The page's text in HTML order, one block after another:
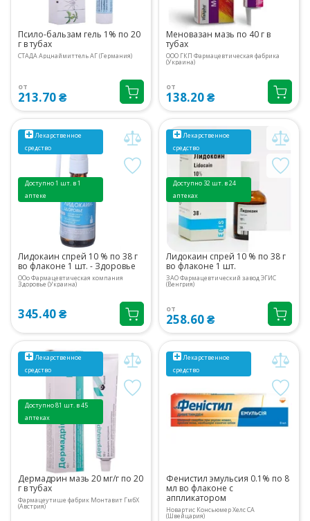
Псило-бальзам гель 1% по 20
г в тубах
СТАДА Арцнаймиттель АГ (Германия)
от
213.70 ₴
Меновазан мазь по 40 г в
тубах
ООО ГКП Фармацевтическая фабрика
(Украина)
от
138.20 ₴
Лекарственное
средство
Доступно 1 шт. в 1
аптеке
Лидокаин спрей 10 % по 38 г
во флаконе 1 шт. - Здоровье
ООо Фармацевтическая компания
Здоровье (Украина)
345.40 ₴
Лекарственное
средство
Доступно 32 шт. в 24
аптеках
Лидокаин спрей 10 % по 38 г
во флаконе 1 шт.
ЗАО Фармацевтический завод ЭГИС
(Венгрия)
от
258.60 ₴
Лекарственное
средство
Доступно 81 шт. в 45
аптеках
Дермадрин мазь 20 мг/г по 20
г в тубах
Фармацеутише фабрик Монтавит ГмбХ
(Австрия)
Лекарственное
средство
Фенистил эмульсия 0.1% по 8
мл во флаконе с
аппликатором
Новартис Консьюмер Хелс СА
(Швейцария)